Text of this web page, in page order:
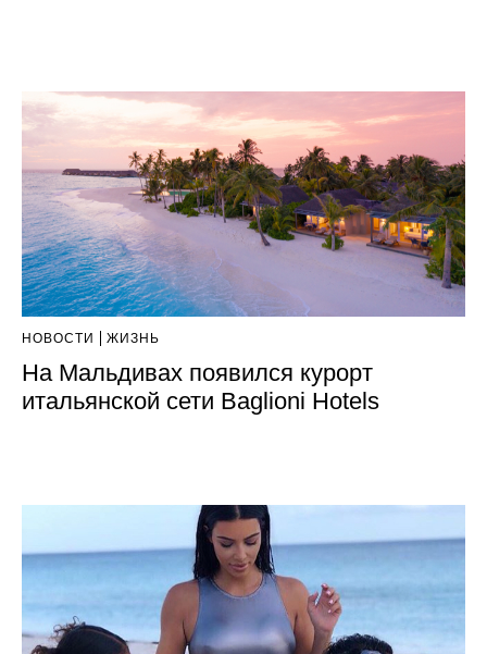
НОВОСТИ ЖИЗНЬ
На Мальдивах появился курорт
итальянской сети Baglioni Hotels